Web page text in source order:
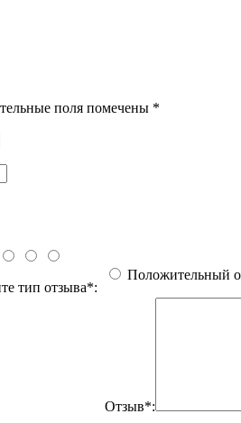
поля помечены *
тип отзыва*:
Положительный
Отзыв*: